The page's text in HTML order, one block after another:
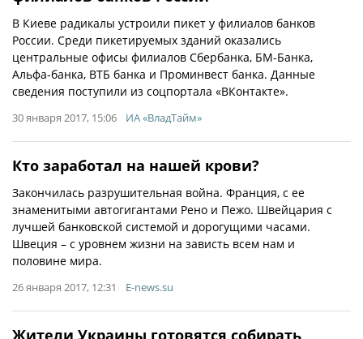
В Киеве радикалы устроили пикет у филиалов банков
России. Среди пикетируемых зданий оказались
центральные офисы филиалов Сбербанка, БМ-Банка,
Альфа-банка, ВТБ банка и Проминвест банка. Данные
сведения поступили из соцпортала «ВКонтакте».
30 января 2017, 15:06 ИА «ВладТайм»
Кто заработал на нашей крови?
Закончилась разрушительная война. Франция, с ее
знаменитыми автогигантами Рено и Пежо. Швейцария с
лучшей банковской системой и дорогущими часами.
Швеция – с уровнем жизни на зависть всем нам и
половине мира.
26 января 2017, 12:31 E-news.su
Жители Украины готовятся собирать